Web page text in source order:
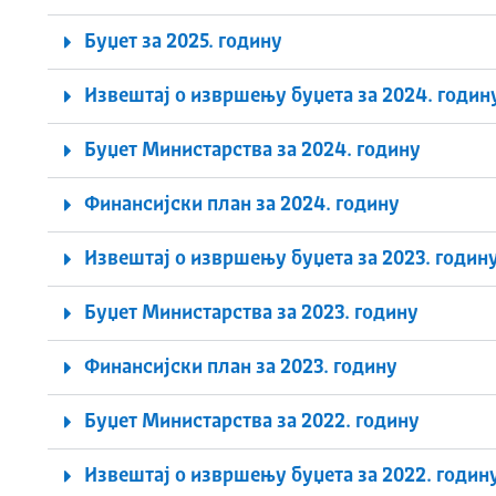
Буџет за 2025. годину
Извештај о извршењу буџета за 2024.
Буџет Министарства за 2024. годину
Финансијски план за 2024. годину
Извештај о извршењу буџета за 2023.
Буџет Министарства за 2023. годину
Финансијски план за 2023. годину
Буџет Министарства за 2022. годину
Извештај о извршењу буџета за 2022.